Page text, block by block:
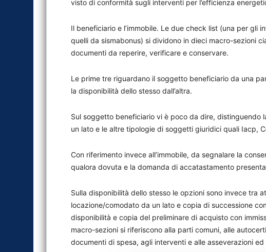
visto di conformità sugli interventi per l’efficienza
Il beneficiario e l’immobile. Le due check list (una per gli
quelli da sismabonus) si dividono in dieci macro-sezioni
documenti da reperire, verificare e conservare.
Le prime tre riguardano il soggetto beneficiario da una
la disponibilità dello stesso dall’altra.
Sul soggetto beneficiario vi è poco da dire, distinguendo
un lato e le altre tipologie di soggetti giuridici quali Iacp,
Con riferimento invece all’immobile, da segnalare la
qualora dovuta e la domanda di accatastamento
Sulla disponibilità dello stesso le opzioni sono invece tra
locazione/comodato da un lato e copia di successione
disponibilità e copia del preliminare di acquisto con
macro-sezioni si riferiscono alla parti comuni, alle
documenti di spesa, agli interventi e alle asseverazioni